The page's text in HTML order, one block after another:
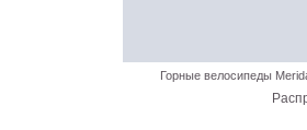
Горные велосипеды